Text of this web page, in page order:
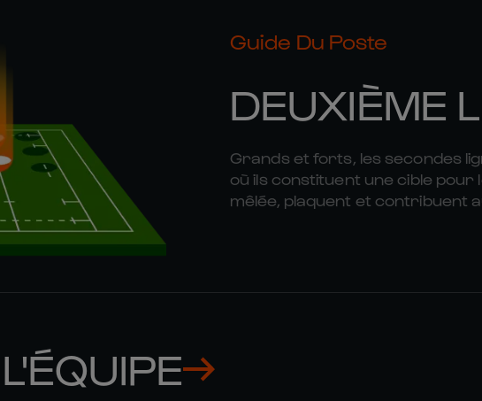
Guide Du Poste
DEUXIÈME
Grands et forts, les secondes
où ils constituent une cible pour
mêlée, plaquent et contribuent